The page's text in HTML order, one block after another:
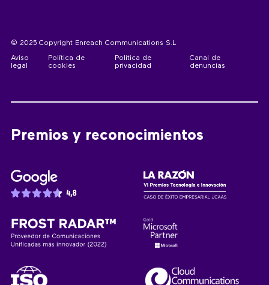
© 2025 Copyright Enreach Communications S.L
Aviso
legal
Política de
cookies
Política de
privacidad
Canal de
denuncias
Premios y reconocimientos